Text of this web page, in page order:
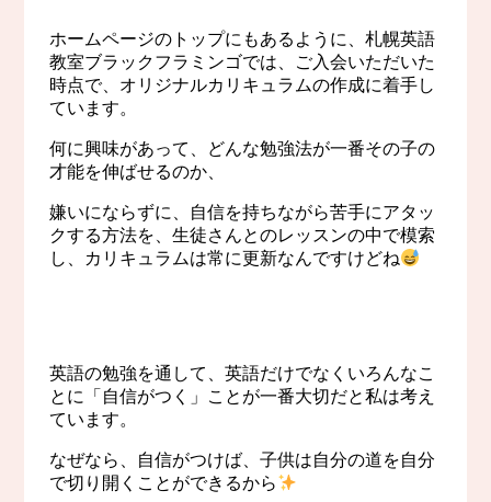
ホームページのトップにもあるように、札幌英語
教室ブラックフラミンゴでは、ご入会いただいた
時点で、オリジナルカリキュラムの作成に着手し
ています。
何に興味があって、どんな勉強法が一番その子の
才能を伸ばせるのか、
嫌いにならずに、自信を持ちながら苦手にアタッ
クする方法を、生徒さんとのレッスンの中で模索
し、カリキュラムは常に更新なんですけどね
英語の勉強を通して、英語だけでなくいろんなこ
とに「自信がつく」ことが一番大切だと私は考え
ています。
なぜなら、自信がつけば、子供は自分の道を自分
で切り開くことができるから